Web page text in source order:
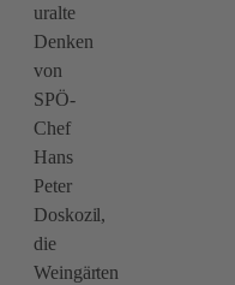
uralte
Denken
von
SPÖ-
Chef
Hans
Peter
Doskozil,
die
Weingärten